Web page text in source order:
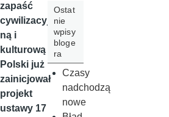
zapaść
cywilizacyj
ną i
kulturową
Polski już
zainicjował
projekt
ustawy 17
Ostat
nie
wpisy
bloge
ra
Czasy
nadchodzą
nowe